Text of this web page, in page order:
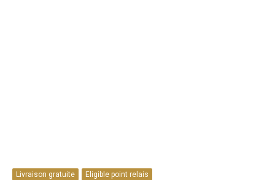
Livraison gratuite Eligible point relais